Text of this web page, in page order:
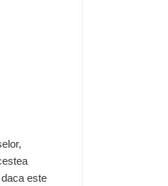
este